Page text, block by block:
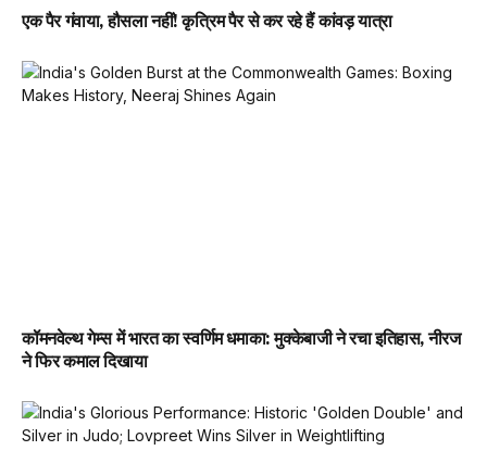
एक पैर गंवाया, हौसला नहीं! कृत्रिम पैर से कर रहे हैं कांवड़ यात्रा
कॉमनवेल्थ गेम्स में भारत का स्वर्णिम धमाका: मुक्केबाजी ने रचा इतिहास, नीरज
ने फिर कमाल दिखाया